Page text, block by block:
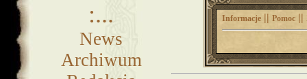
:...
News
Archiwum
Informacje || Pomoc ||